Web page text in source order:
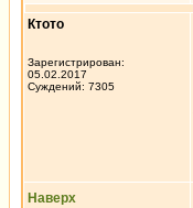
Ктото
Зарегистрирован:
05.02.2017
Суждений: 7305
Наверх